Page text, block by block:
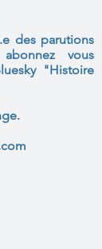
des parutions
vous
"Histoire